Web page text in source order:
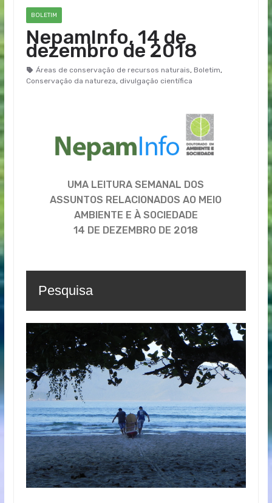
BOLETIM
NepamInfo, 14 de
dezembro de 2018
Áreas de conservação de recursos naturais, Boletim,
Conservação da natureza, divulgação científica
UMA LEITURA SEMANAL DOS
ASSUNTOS RELACIONADOS AO MEIO
AMBIENTE E À SOCIEDADE
14 DE DEZEMBRO DE 2018
Pesquisa